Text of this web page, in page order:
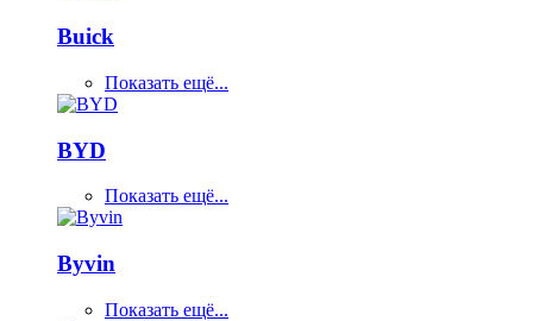
Buick
Показать ещё...
BYD
Показать ещё...
Byvin
Показать ещё...